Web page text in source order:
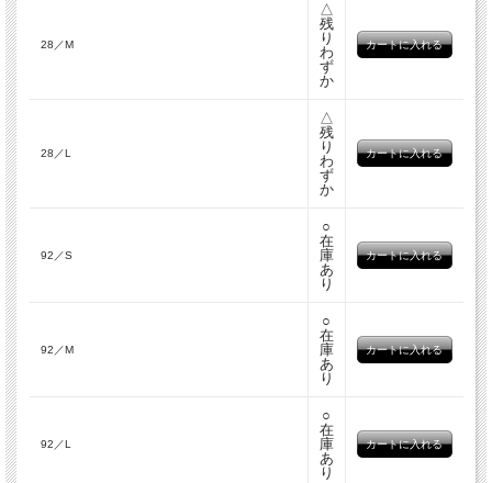
28／M
△
残
り
わ
ず
か
28／L
△
残
り
わ
ず
か
92／S
○
在
庫
あ
り
92／M
○
在
庫
あ
り
92／L
○
在
庫
あ
り